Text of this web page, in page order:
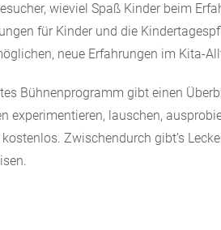
wieviel Spaß Kinder beim
für Kinder und die
neue Erfahrungen im Kita-
Bühnenprogramm gibt einen
experimentieren, lauschen,
Zwischendurch gibt’s